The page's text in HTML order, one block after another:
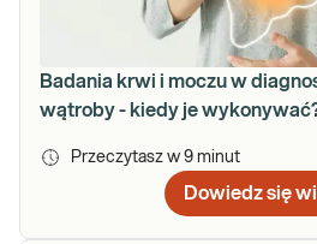
Badania krwi i moczu w
wątroby - kiedy je
Przeczytasz w 9 minut
Dowiedz się